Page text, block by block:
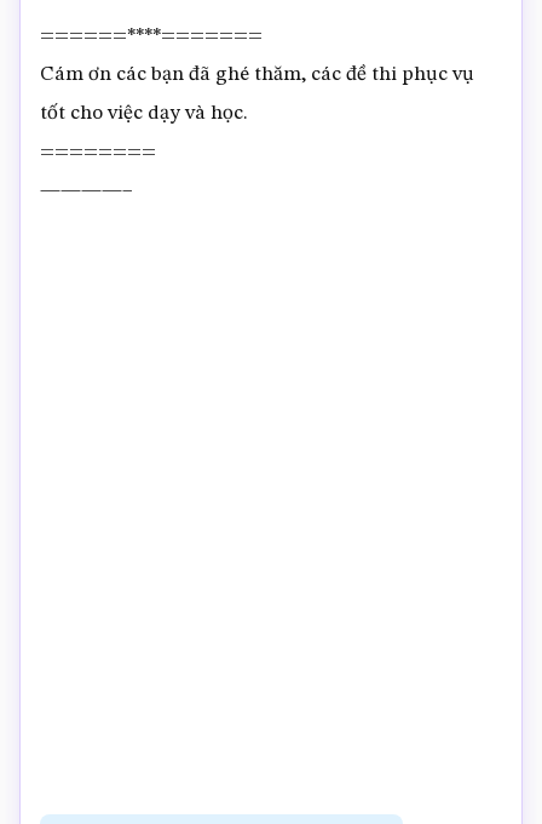
======****=======
Cám ơn các bạn đã ghé thăm, các đề thi phục vụ
tốt cho việc dạy và học.
========
————–